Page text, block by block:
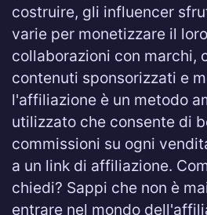
costruire, gli influencer
varie per monetizzare il
collaborazioni con marchi,
contenuti sponsorizzati e
l'affiliazione è un metodo
utilizzato che consente di
commissioni su ogni
a un link di affiliazione.
chiedi? Sappi che non è
entrare nel mondo